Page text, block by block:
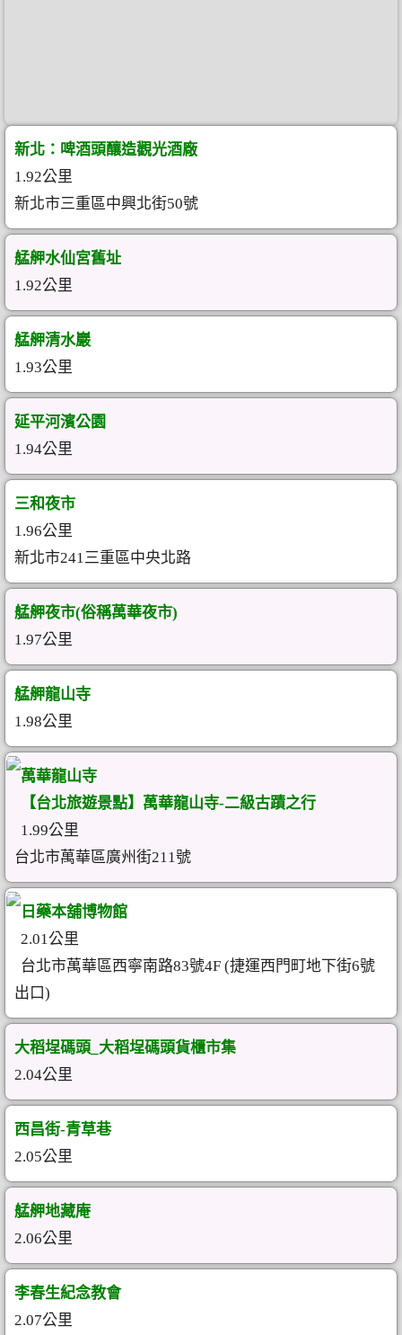
新北：啤酒頭釀造觀光酒廠
1.92公里
新北市三重區中興北街50號
艋舺水仙宮舊址
1.92公里
艋舺清水巖
1.93公里
延平河濱公園
1.94公里
三和夜市
1.96公里
新北市241三重區中央北路
艋舺夜市(俗稱萬華夜市)
1.97公里
艋舺龍山寺
1.98公里
萬華龍山寺
【台北旅遊景點】萬華龍山寺-二級古蹟之行
1.99公里
台北市萬華區廣州街211號
日藥本舖博物館
2.01公里
台北市萬華區西寧南路83號4F (捷運西門町地下街6號
出口)
大稻埕碼頭_大稻埕碼頭貨櫃市集
2.04公里
西昌街-青草巷
2.05公里
艋舺地藏庵
2.06公里
李春生紀念教會
2.07公里